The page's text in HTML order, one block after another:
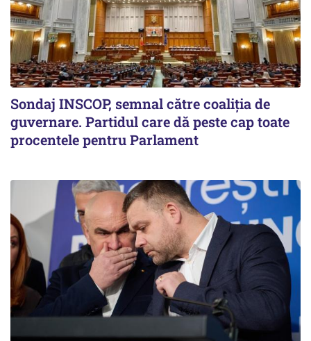
Sondaj INSCOP, semnal către coaliția de
guvernare. Partidul care dă peste cap toate
procentele pentru Parlament